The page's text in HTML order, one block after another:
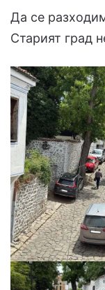
Да се
Старият град